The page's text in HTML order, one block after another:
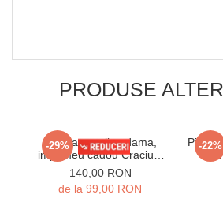
PRODUSE
-29%
Pijama cocolino dama,
imprimeu cadou Craciun,
rosu 311
140,00 RON
de la 99,00 RON
-22%